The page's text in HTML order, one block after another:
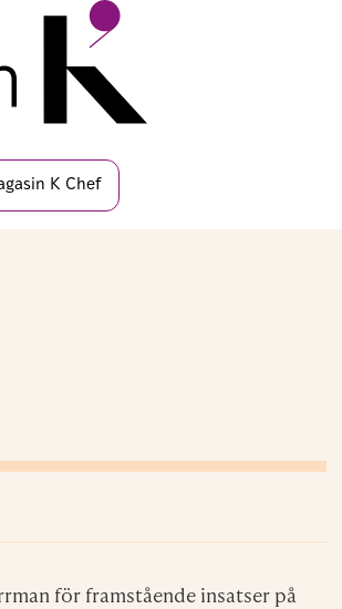
K Chef
för framstående insatser på